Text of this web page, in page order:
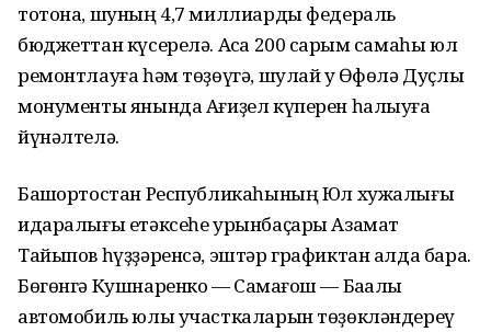
тотона, шуның 4,7 миллиарды федераль
бюджеттан күсерелә. Аҡса 200 саҡрым самаһы юл
ремонтлауға һәм төҙөүгә, шулай уҡ Өфөлә Дуҫлыҡ
монументы янында Ағиҙел күперен һалыуға
йүнәлтелә.
Башҡортостан Республикаһының Юл хужалығы
идаралығы етәксеһе урынбаҫары Азамат
Тайыпов һүҙҙәренсә, эштәр графиктан алда бара.
Бөгөнгә Кушнаренко — Саҡмағош — Баҡалы
автомобиль юлы участкаларын төҙөкләндереү